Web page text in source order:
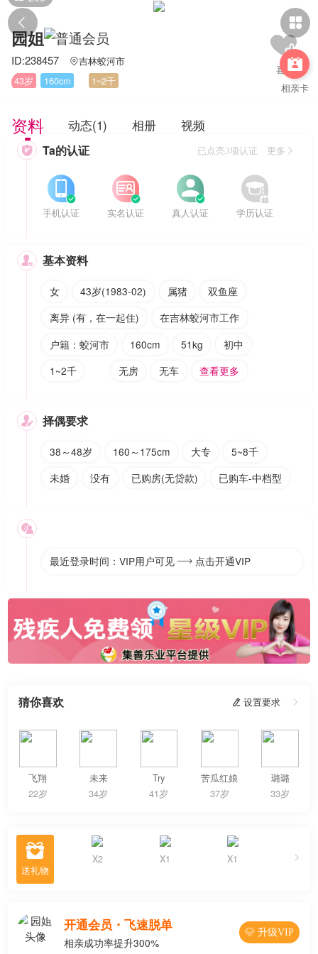
 

相亲卡
园姐
ID:238457 吉林蛟河市
43岁
160cm 1~2千
资料 动态(1) 相册 视频
 Ta的认证 已点亮3项认证 更多


手机认证


实名认证


真人认证


学历认证
 基本资料
女 43岁(1983-02) 属猪
双鱼座
离异 (有，在一起住)
在吉林蛟河市工作
户籍：蛟河市
160cm 51kg
初中
1~2千
无房 无车 查看更多
 择偶要求
38～48岁 160～175cm 大专
5~8千
未婚
没有 已购房(无贷款) 已购车-中档型

最近登录时间：VIP用户可见  点击开通VIP
猜你喜欢  设置要求 
飞翔
22岁
未来
34岁
Try
41岁
苦瓜红娘
37岁
璐璐
33岁
 X2 X1 X1
开通会员・飞速脱单
相亲成功率提升300%
 升级VIP